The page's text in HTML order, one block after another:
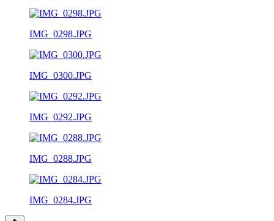
IMG_0298.JPG
IMG_0300.JPG
IMG_0292.JPG
IMG_0288.JPG
IMG_0284.JPG